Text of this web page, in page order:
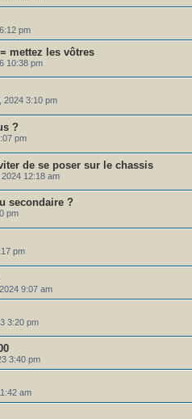
pm
mettez les vôtres
10:38 pm
2024 3:10 pm
?
pm
de se poser sur le chassis
12:18 am
secondaire ?
pm
pm
9:07 am
3:20 pm
3:40 pm
am